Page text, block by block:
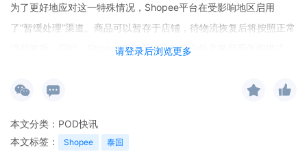
请登录后浏览更多
为了更好地应对这一特殊情况，Shopee平台在受影响地区启用
了“暂缓处理”渠道。商品可以暂存于店铺，待物流恢复后将按照正常
流程发货。同时，Shopee建议无法正常营业的卖家启用休假模式，
这一举措对众多依赖Shopee泰国站的跨境卖家来说是及时且必要
题，发货时效的延长和相关应对机制的推出，无疑为卖家减轻了压
本文分类： POD快讯
本文标签：
Shopee 泰国